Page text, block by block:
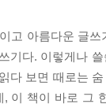
!
에서 스톤월
다시금 미첼과
고 아름다운 글
기다. 이렇게나
다 보면 때로는
이 책이 바로 그